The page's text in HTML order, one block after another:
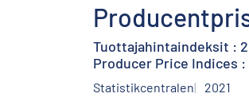
Tuottajahintaindeksit :
Producer Price Indices :
Statistikcentralen 2021